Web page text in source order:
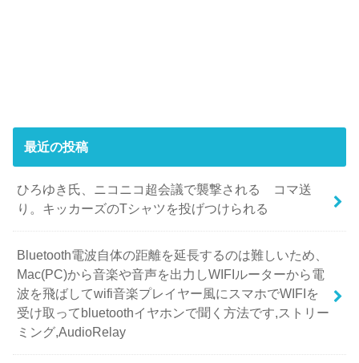
最近の投稿
ひろゆき氏、ニコニコ超会議で襲撃される コマ送
り。キッカーズのTシャツを投げつけられる
Bluetooth電波自体の距離を延長するのは難しいため、
Mac(PC)から音楽や音声を出力しWIFIルーターから電
波を飛ばしてwifi音楽プレイヤー風にスマホでWIFIを
受け取ってbluetoothイヤホンで聞く方法です,ストリー
ミング,AudioRelay